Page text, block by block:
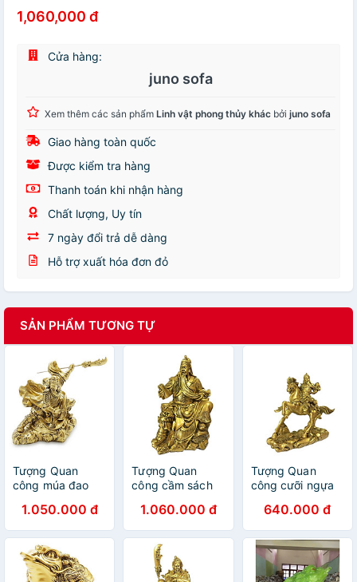
1,060,000 đ
Cửa hàng:
juno sofa
Xem thêm các sản phẩm Linh vật phong thủy khác bởi juno sofa
Giao hàng toàn quốc
Được kiểm tra hàng
Thanh toán khi nhận hàng
Chất lượng, Uy tín
7 ngày đổi trả dễ dàng
Hỗ trợ xuất hóa đơn đỏ
SẢN PHẨM TƯƠNG TỰ
Tượng Quan
công múa đao
x 25.5cm mạ
vàng hoặc màu
xanh lựa chọn
1.050.000 đ
Tượng Quan
công cầm sách
22.2 x 17 x
28.7cm mạ vàng
hoặc màu xanh
lựa chọn
1.060.000 đ
Tượng Quan
công cưỡi ngựa
24.8 x 10.1 x
21.9cm mạ vàng
hoặc màu xanh
lựa chọn
640.000 đ